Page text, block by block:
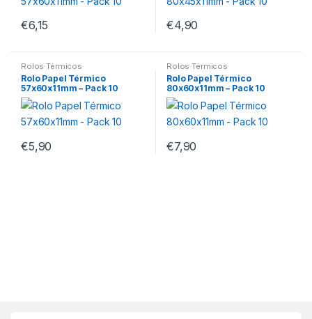
€6,15 €4,90
Rolos Térmicos
Rolo Papel Térmico
57x60x11mm – Pack 10
€5,90
Rolos Térmicos
Rolo Papel Térmico
80x60x11mm – Pack 10
€7,90